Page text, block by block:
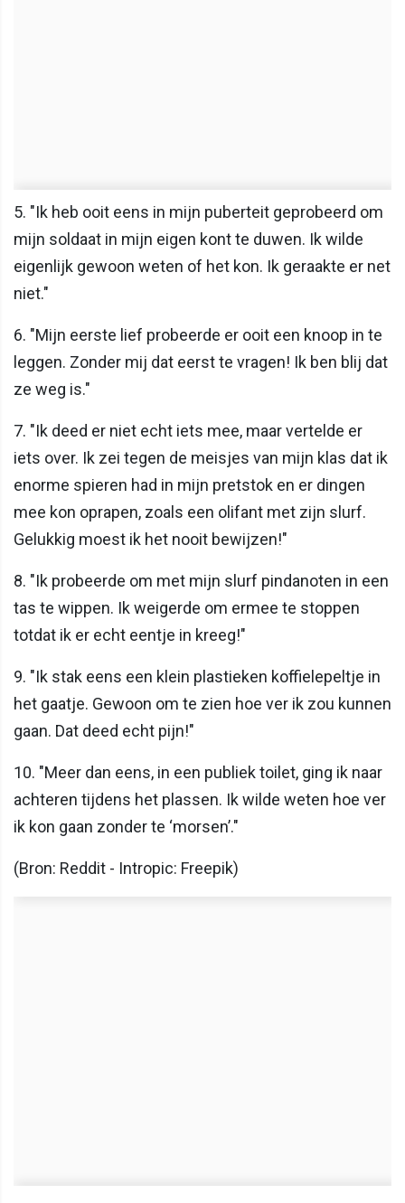
5. "Ik heb ooit eens in mijn puberteit geprobeerd om
mijn soldaat in mijn eigen kont te duwen. Ik wilde
eigenlijk gewoon weten of het kon. Ik geraakte er net
niet."
6. "Mijn eerste lief probeerde er ooit een knoop in te
leggen. Zonder mij dat eerst te vragen! Ik ben blij dat
ze weg is."
7. "Ik deed er niet echt iets mee, maar vertelde er
iets over. Ik zei tegen de meisjes van mijn klas dat ik
enorme spieren had in mijn pretstok en er dingen
mee kon oprapen, zoals een olifant met zijn slurf.
Gelukkig moest ik het nooit bewijzen!"
8. "Ik probeerde om met mijn slurf pindanoten in een
tas te wippen. Ik weigerde om ermee te stoppen
totdat ik er echt eentje in kreeg!"
9. "Ik stak eens een klein plastieken koffielepeltje in
het gaatje. Gewoon om te zien hoe ver ik zou kunnen
gaan. Dat deed echt pijn!"
10. "Meer dan eens, in een publiek toilet, ging ik naar
achteren tijdens het plassen. Ik wilde weten hoe ver
ik kon gaan zonder te ‘morsen’."
(Bron: Reddit - Intropic: Freepik)